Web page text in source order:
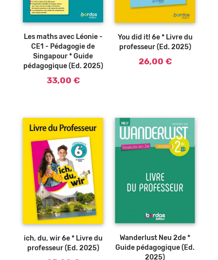
Ajouter au
Les maths avec Léonie -
CE1 - Pédagogie de
Singapour * Guide
pédagogique (Ed. 2025)
33,00 €
Ajouter au
You did it! 6e * Livre du
professeur (Ed. 2025)
26,00 €
Ajouter au
ich, du, wir 6e * Livre du
professeur (Ed. 2025)
Ajouter au
Wanderlust Neu 2de *
Guide pédagogique (Ed.
2025)